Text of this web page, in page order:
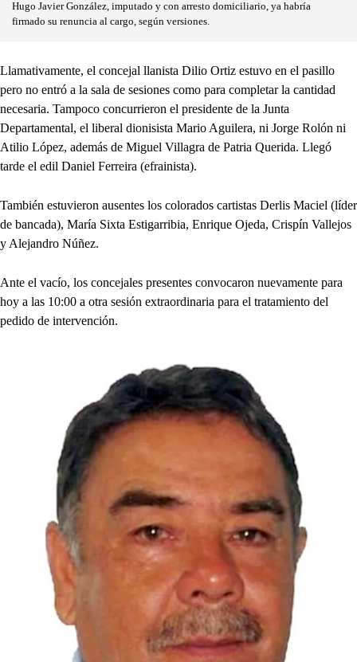
Hugo Javier González, imputado y con arresto domiciliario, ya habría
firmado su renuncia al cargo, según versiones.
Llamativamente, el concejal llanista Dilio Ortiz estuvo en el pasillo
pero no entró a la sala de sesiones como para completar la cantidad
necesaria. Tampoco concurrieron el presidente de la Junta
Departamental, el liberal dionisista Mario Aguilera, ni Jorge Rolón ni
Atilio López, además de Miguel Villagra de Patria Querida. Llegó
tarde el edil Daniel Ferreira (efrainista).
También estuvieron ausentes los colorados cartistas Derlis Maciel (líder
de bancada), María Sixta Estigarribia, Enrique Ojeda, Crispín Vallejos
y Alejandro Núñez.
Ante el vacío, los concejales presentes convocaron nuevamente para
hoy a las 10:00 a otra sesión extraordinaria para el tratamiento del
pedido de intervención.